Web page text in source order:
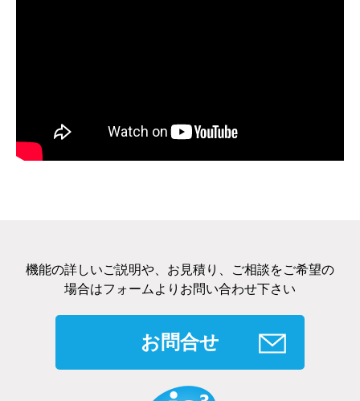
機能の詳しいご説明や、お見積り、ご相談をご希望の
場合はフォームよりお問い合わせ下さい
お問合せ